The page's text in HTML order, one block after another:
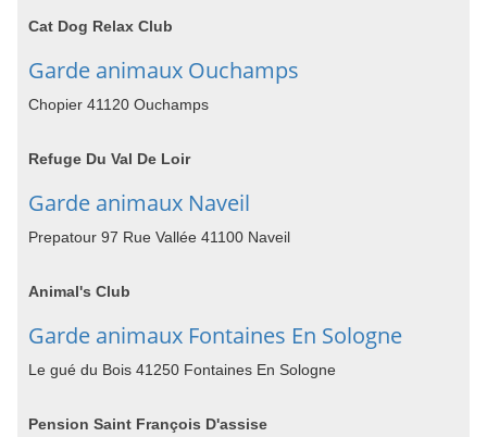
Cat Dog Relax Club
Garde animaux Ouchamps
Chopier 41120 Ouchamps
Refuge Du Val De Loir
Garde animaux Naveil
Prepatour 97 Rue Vallée 41100 Naveil
Animal's Club
Garde animaux Fontaines En Sologne
Le gué du Bois 41250 Fontaines En Sologne
Pension Saint François D'assise